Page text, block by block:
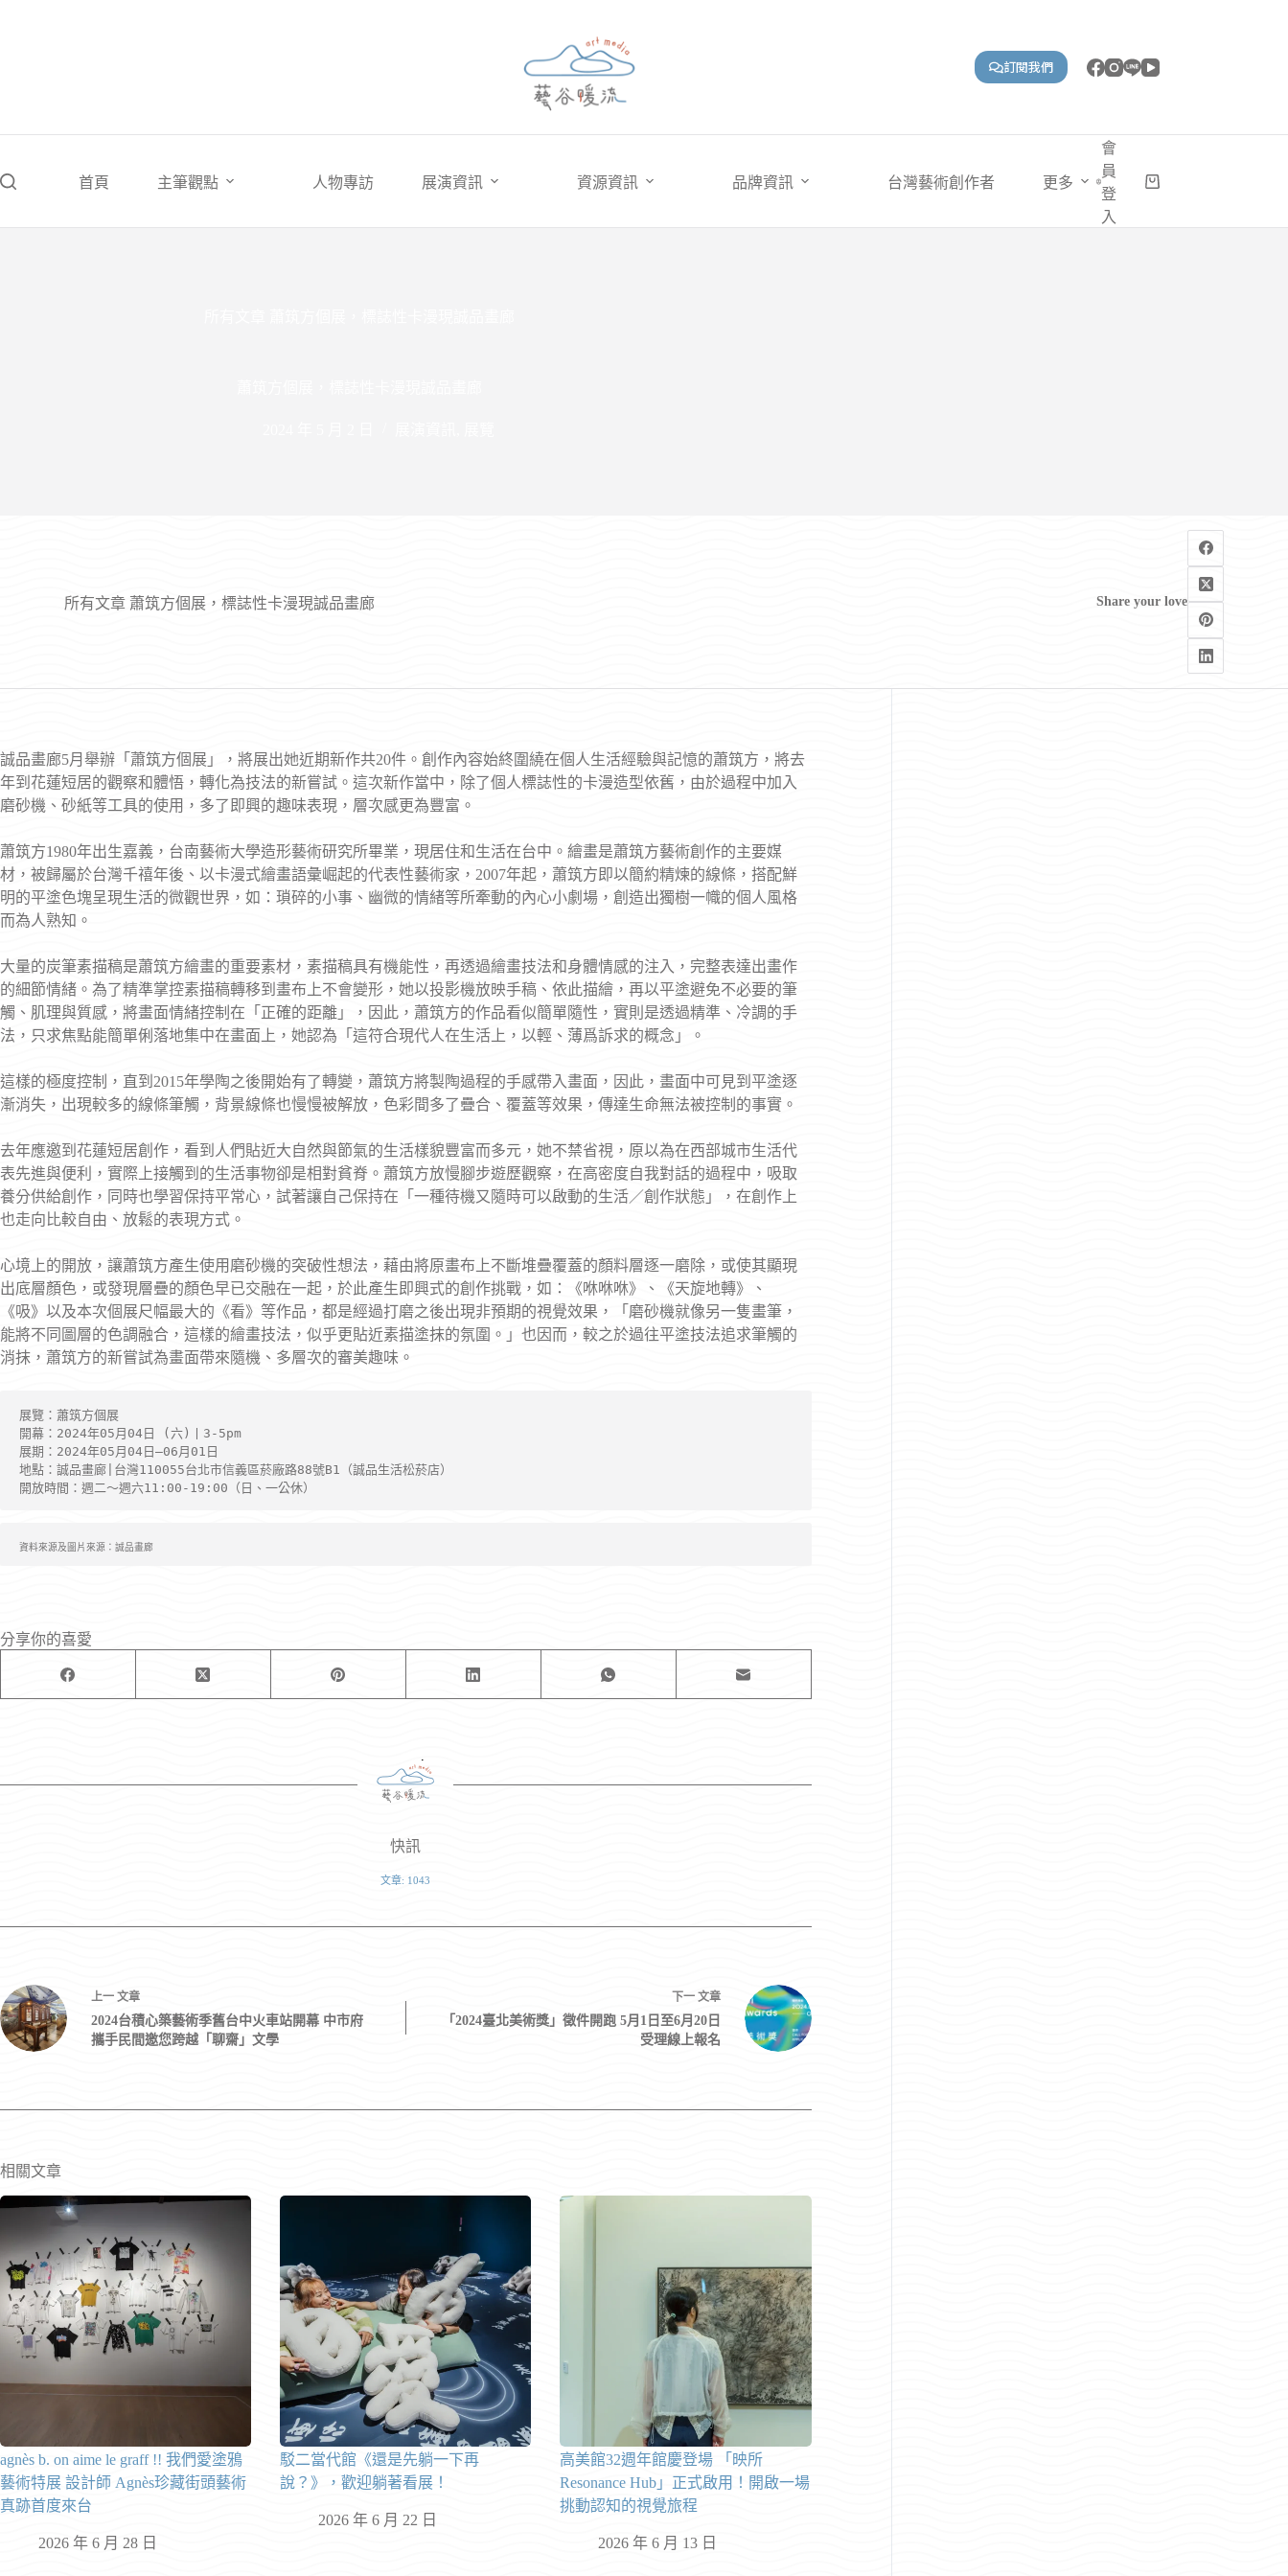
訂閱我們
首頁 主筆觀點 人物專訪 展演資訊 資源資訊 品牌資訊 台灣藝術創作者 更多
會
員
登
入
購
所有文章 蕭筑方個展，標誌性卡漫現誠品畫廊 Share your love
誠品畫廊5月舉辦「蕭筑方個展」，將展出她近期新作共20件。創作內容始終圍繞在個人生活經驗與記憶的蕭筑方，將去
年到花蓮短居的觀察和體悟，轉化為技法的新嘗試。這次新作當中，除了個人標誌性的卡漫造型依舊，由於過程中加入
磨砂機、砂紙等工具的使用，多了即興的趣味表現，層次感更為豐富。
蕭筑方1980年出生嘉義，台南藝術大學造形藝術研究所畢業，現居住和生活在台中。繪畫是蕭筑方藝術創作的主要媒
材，被歸屬於台灣千禧年後、以卡漫式繪畫語彙崛起的代表性藝術家，2007年起，蕭筑方即以簡約精煉的線條，搭配鮮
明的平塗色塊呈現生活的微觀世界，如：瑣碎的小事、幽微的情緒等所牽動的內心小劇場，創造出獨樹一幟的個人風格
而為人熟知。
大量的炭筆素描稿是蕭筑方繪畫的重要素材，素描稿具有機能性，再透過繪畫技法和身體情感的注入，完整表達出畫作
的細節情緒。為了精準掌控素描稿轉移到畫布上不會變形，她以投影機放映手稿、依此描繪，再以平塗避免不必要的筆
觸、肌理與質感，將畫面情緒控制在「正確的距離」，因此，蕭筑方的作品看似簡單隨性，實則是透過精準、冷調的手
法，只求焦點能簡單俐落地集中在畫面上，她認為「這符合現代人在生活上，以輕、薄爲訴求的概念」。
這樣的極度控制，直到2015年學陶之後開始有了轉變，蕭筑方將製陶過程的手感帶入畫面，因此，畫面中可見到平塗逐
漸消失，出現較多的線條筆觸，背景線條也慢慢被解放，色彩間多了疊合、覆蓋等效果，傳達生命無法被控制的事實。
去年應邀到花蓮短居創作，看到人們貼近大自然與節氣的生活樣貌豐富而多元，她不禁省視，原以為在西部城市生活代
表先進與便利，實際上接觸到的生活事物卻是相對貧脊。蕭筑方放慢腳步遊歷觀察，在高密度自我對話的過程中，吸取
養分供給創作，同時也學習保持平常心，試著讓自己保持在「一種待機又隨時可以啟動的生活／創作狀態」，在創作上
也走向比較自由、放鬆的表現方式。
心境上的開放，讓蕭筑方產生使用磨砂機的突破性想法，藉由將原畫布上不斷堆疊覆蓋的顏料層逐一磨除，或使其顯現
出底層顏色，或發現層疊的顏色早已交融在一起，於此產生即興式的創作挑戰，如：《咻咻咻》、《天旋地轉》、
《吸》以及本次個展尺幅最大的《看》等作品，都是經過打磨之後出現非預期的視覺效果，「磨砂機就像另一隻畫筆，
能將不同圖層的色調融合，這樣的繪畫技法，似乎更貼近素描塗抹的氛圍。」也因而，較之於過往平塗技法追求筆觸的
消抹，蕭筑方的新嘗試為畫面帶來隨機、多層次的審美趣味。
展覽：蕭筑方個展
開幕：2024年05月04日 (六)丨3-5pm
展期：2024年05月04日—06月01日
地點：誠品畫廊∣台灣110055台北市信義區菸廠路88號B1（誠品生活松菸店）
開放時間：週二～週六11:00-19:00（日、一公休）
資料來源及圖片來源：誠品畫廊
分享你的喜愛
快訊
文章: 1043
上一 文章
2024台積心築藝術季舊台中火車站開幕 中市府
攜手民間邀您跨越「聊齋」文學
下一 文章
「2024臺北美術獎」徵件開跑 5月1日至6月20日
受理線上報名
相關文章
agnès b. on aime le graff !! 我們愛塗鴉
藝術特展 設計師 Agnès珍藏街頭藝術
真跡首度來台
2026 年 6 月 28 日
駁二當代館《還是先躺一下再
說？》，歡迎躺著看展！
2026 年 6 月 22 日
高美館32週年館慶登場 「映所
Resonance Hub」正式啟用！開啟一場
挑動認知的視覺旅程
2026 年 6 月 13 日